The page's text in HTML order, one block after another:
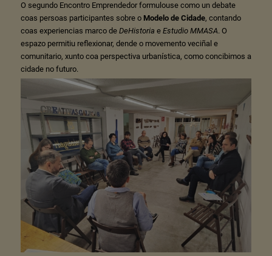
O segundo Encontro Emprendedor formulouse como un debate
coas persoas participantes sobre o Modelo de Cidade, contando
coas experiencias marco de DeHistoria e Estudio MMASA. O
espazo permitiu reflexionar, dende o movemento veciñal e
comunitario, xunto coa perspectiva urbanística, como concibimos a
cidade no futuro.